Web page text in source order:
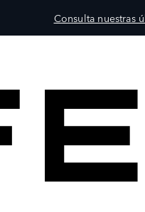
Consulta nuestras